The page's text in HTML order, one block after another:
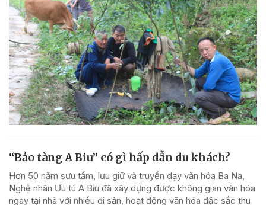
“Bảo tàng A Biu” có gì hấp dẫn du khách?
Hơn 50 năm sưu tầm, lưu giữ và truyền dạy văn hóa Ba Na,
Nghệ nhân Ưu tú A Biu đã xây dựng được không gian văn hóa
ngay tại nhà với nhiều di sản, hoạt động văn hóa đặc sắc thu